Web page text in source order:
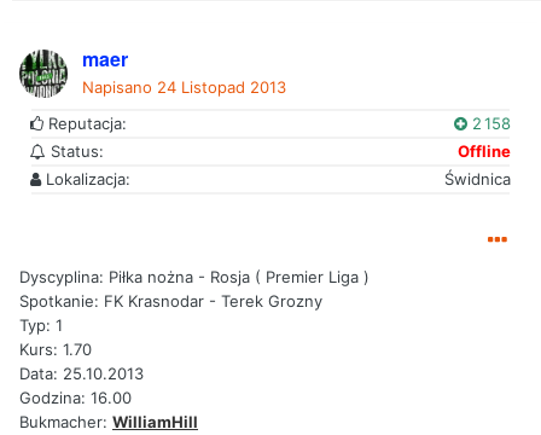
maer
Napisano 24 Listopad 2013
Reputacja:
2 158
Status:
Offline
Lokalizacja:
Świdnica
Dyscyplina: Piłka nożna - Rosja ( Premier Liga )
Spotkanie: FK Krasnodar - Terek Grozny
Typ: 1
Kurs: 1.70
Data: 25.10.2013
Godzina: 16.00
Bukmacher: WilliamHill